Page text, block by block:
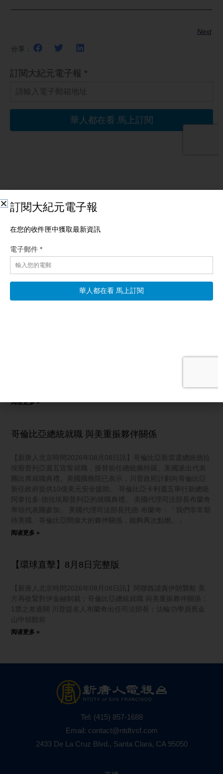
Next
分享：
相關文章
第5批UFO檔案公開 目擊者：完美三角似隱形
【新唐人北京時間2026年08月08日訊】五角大樓週五（8月7日）
起，尚未解決的「不明空中現象」報告。接下來帶大家看看，這
阅读更多 »
哥倫比亞總統就職 與美重振夥伴關係
【新唐人北京時間2026年08月08日訊】哥倫比亞新當選總統德拉
埃斯普列亞週五宣誓就職，接替前任總統佩特羅。美國派出代表
團出席就職典禮。美國國務院已表示，川普政府計劃向哥倫比亞
新任政府提供10億美元安全援助。 哥倫比亞卡利週五舉行新總統
阿韋拉多·德拉埃斯普列亞的就職典禮。 美國代理司法部長布蘭奇
率領代表團參加。 美國代理司法部長托德·布蘭奇：「我們非常期
待美國、哥倫比亞間偉大的夥伴關係，能夠再次點燃。」
阅读更多 »
【環球直擊】8月8日完整版
【新唐人北京時間2026年08月08日訊】阿聯酋譴責伊朗襲船 美
方再收緊對伊金融制裁；哥倫比亞總統就職 與美重振夥伴關係；
1票之差過關 川普提名人布蘭奇出任司法部長；法輪功學員舊金
山中領館前
阅读更多 »
Tel: (415) 857-1688
Email: contact@ntdtvsf.com
2433 De La Cruz Blvd., Santa Clara, CA 95050